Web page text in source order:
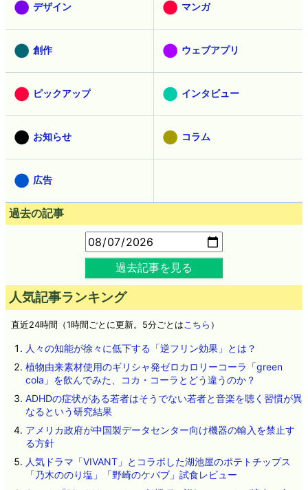
デザイン マンガ
創作 ウェブアプリ
ピックアップ インタビュー
お知らせ コラム
広告
過去の記事
過去記事を見る
人気記事ランキング
直近24時間（1時間ごとに更新。5分ごとはこちら ）
人々の知能が徐々に低下する「逆フリン効果」とは？
植物由来素材使用のギリシャ発ゼロカロリーコーラ「green
cola」を飲んでみた、コカ・コーラとどう違うのか？
ADHDの症状がある若者はそうでない若者と音楽を聴く習慣が異
なるという研究結果
アメリカ政府が中国製データセンター向け機器の輸入を禁止す
る方針
人気ドラマ「VIVANT」とコラボした湖池屋のポテトチップス
「乃木ののり塩」「野崎のケバブ」試食レビュー